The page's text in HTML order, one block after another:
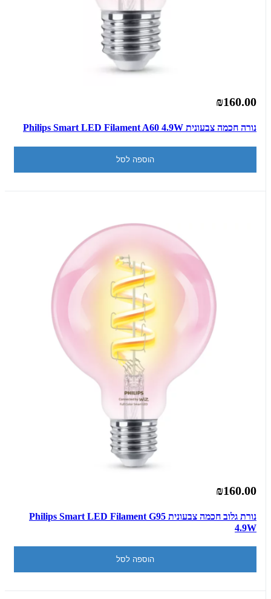
₪160.00
נורה חכמה צבעונית Philips Smart LED Filament A60 4.9W
הוספה לסל
₪160.00
נורת גלוב חכמה צבעונית Philips Smart LED Filament G95
4.9W
הוספה לסל